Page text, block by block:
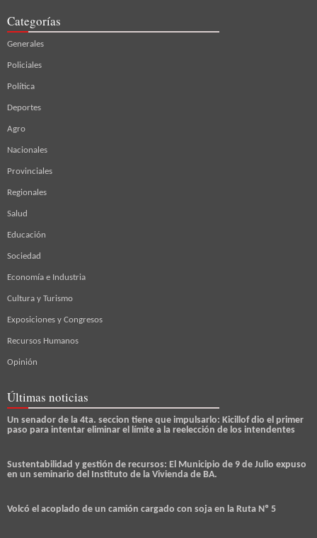
Categorías
Generales
Policiales
Política
Deportes
Agro
Nacionales
Provinciales
Regionales
Salud
Educación
Sociedad
Economía e Industria
Cultura y Turismo
Exposiciones y Congresos
Recursos Humanos
Opinión
Últimas noticias
Un senador de la 4ta. seccion tiene que impulsarlo: Kicillof dio el primer
paso para intentar eliminar el límite a la reelección de los intendentes
Sustentabilidad y gestión de recursos: El Municipio de 9 de Julio expuso
en un seminario del Instituto de la Vivienda de BA.
Volcó el acoplado de un camión cargado con soja en la Ruta Nº 5